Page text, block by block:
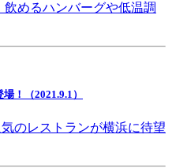
めるハンバーグや低温調
！（2021.9.1）
のレストランが横浜に待望